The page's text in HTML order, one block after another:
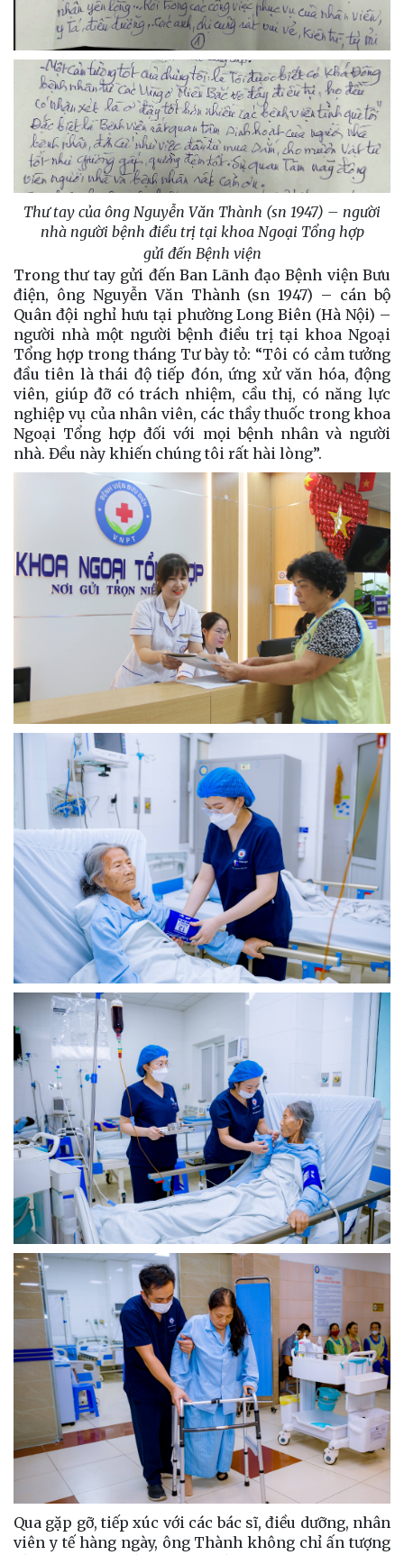
Thư tay của ông Nguyễn Văn Thành (sn 1947) – người
nhà người bệnh điều trị tại khoa Ngoại Tổng hợp
gửi đến Bệnh viện
Trong thư tay gửi đến Ban Lãnh đạo Bệnh viện Bưu
điện, ông Nguyễn Văn Thành (sn 1947) – cán bộ
Quân đội nghỉ hưu tại phường Long Biên (Hà Nội) –
người nhà một người bệnh điều trị tại khoa Ngoại
Tổng hợp trong tháng Tư bày tỏ: “Tôi có cảm tưởng
đầu tiên là thái độ tiếp đón, ứng xử văn hóa, động
viên, giúp đỡ có trách nhiệm, cầu thị, có năng lực
nghiệp vụ của nhân viên, các thầy thuốc trong khoa
Ngoại Tổng hợp đối với mọi bệnh nhân và người
nhà. Đều này khiến chúng tôi rất hài lòng”.
Qua gặp gỡ, tiếp xúc với các bác sĩ, điều dưỡng, nhân
viên y tế hàng ngày, ông Thành không chỉ ấn tượng